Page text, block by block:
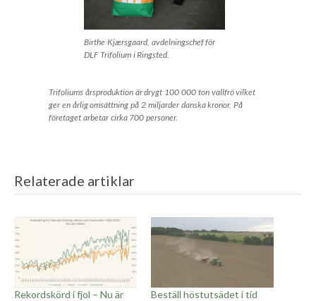
Birthe Kjærsgaard, avdelningschef för
DLF Trifolium i Ringsted.
Trifoliums årsproduktion är drygt 100 000 ton vallfrö vilket
ger en årlig omsättning på 2 miljarder danska kronor. På
företaget arbetar cirka 700 personer.
Relaterade artiklar
Rekordskörd i fjol – Nu är
Beställ höstutsädet i tid